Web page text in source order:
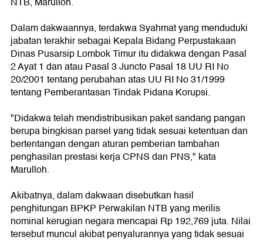
Dalam dakwaannya, terdakwa Syahmat yang menduduki
jabatan terakhir sebagai Kepala Bidang Perpustakaan
Dinas Pusarsip Lombok Timur itu didakwa dengan Pasal
2 Ayat 1 dan atau Pasal 3 Juncto Pasal 18 UU RI No
20/2001 tentang perubahan atas UU RI No 31/1999
tentang Pemberantasan Tindak Pidana Korupsi.
"Didakwa telah mendistribusikan paket sandang pangan
berupa bingkisan parsel yang tidak sesuai ketentuan dan
bertentangan dengan aturan pemberian tambahan
penghasilan prestasi kerja CPNS dan PNS," kata
Marulloh.
Akibatnya, dalam dakwaan disebutkan hasil
penghitungan BPKP Perwakilan NTB yang merilis
nominal kerugian negara mencapai Rp 192,769 juta. Nilai
tersebut muncul akibat penyalurannya yang tidak sesuai